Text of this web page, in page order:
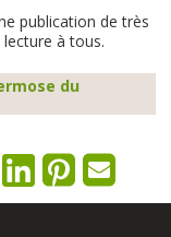
publication de très
à tous.
du